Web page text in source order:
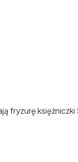
fryzurę księżniczki